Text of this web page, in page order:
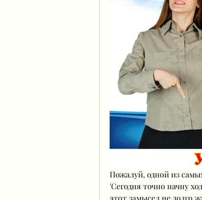
Пожалуй, одной из
'Сегодня точно начну